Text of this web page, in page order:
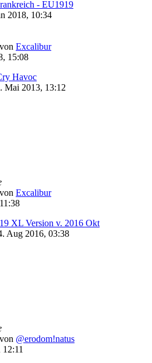
- EU1919
2018, 10:34
von Excalibur
15:08
Havoc
Mai 2013, 13:12
von Excalibur
XL Version v. 2016 Okt
Aug 2016, 03:38
von @erodom!natus